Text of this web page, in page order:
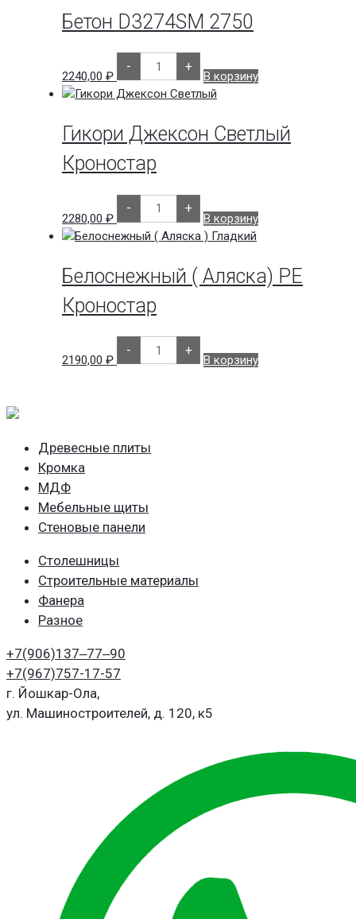
Бетон D3274SM 2750
2240,00 ₽
-
Количество
товара
Бетон
D3274SM
+
В корзину
Гикори Джексон Светлый
Кроностар
2280,00 ₽
-
Количество
товара
Гикори
Джексон
Светлый
+
В корзину
Белоснежный ( Аляска) РЕ
Кроностар
2190,00 ₽
-
Количество
товара
Белоснежный
+
В корзину
Древесные плиты
Кромка
МДФ
Мебельные щиты
Стеновые панели
Столешницы
Строительные материалы
Фанера
Разное
+7(906)137‒77‒90
+7(967)757-17-57
г. Йошкар-Ола,
ул. Машиностроителей, д. 120, к5